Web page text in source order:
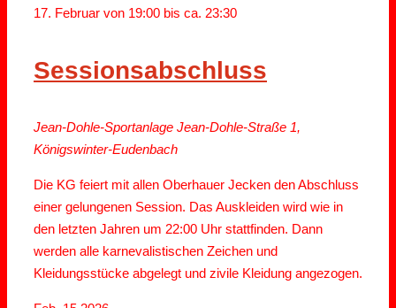
17. Februar von 19:00 bis ca. 23:30
Sessionsabschluss
Jean-Dohle-Sportanlage Jean-Dohle-Straße 1,
Königswinter-Eudenbach
Die KG feiert mit allen Oberhauer Jecken den Abschluss
einer gelungenen Session. Das Auskleiden wird wie in
den letzten Jahren um 22:00 Uhr stattfinden. Dann
werden alle karnevalistischen Zeichen und
Kleidungsstücke abgelegt und zivile Kleidung angezogen.